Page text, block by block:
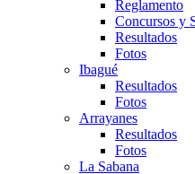
Reglamento
Concursos y
Resultados
Fotos
Ibagué
Resultados
Fotos
Arrayanes
Resultados
Fotos
La Sabana